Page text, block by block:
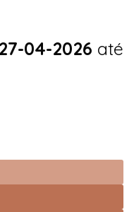
27-04-2026 até